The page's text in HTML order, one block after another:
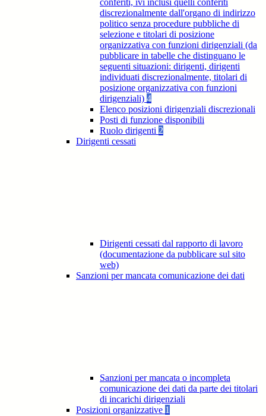
conferiti, ivi inclusi quelli conferiti
discrezionalmente dall'organo di indirizzo
politico senza procedure pubbliche di
selezione e titolari di posizione
organizzativa con funzioni dirigenziali (da
pubblicare in tabelle che distinguano le
seguenti situazioni: dirigenti, dirigenti
individuati discrezionalmente, titolari di
posizione organizzativa con funzioni
dirigenziali) 4
Elenco posizioni dirigenziali discrezionali
Posti di funzione disponibili
Ruolo dirigenti 2
Dirigenti cessati
Dirigenti cessati dal rapporto di lavoro
(documentazione da pubblicare sul sito
web)
Sanzioni per mancata comunicazione dei dati
Sanzioni per mancata o incompleta
comunicazione dei dati da parte dei titolari
di incarichi dirigenziali
Posizioni organizzative 1